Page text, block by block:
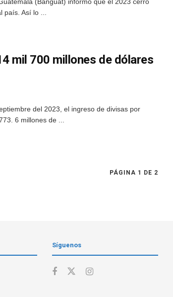
Así lo ...
mil 700 millones de dólares
del 2023, el ingreso de divisas por
6 millones de ...
PÁGINA 1 DE 2
Síguenos